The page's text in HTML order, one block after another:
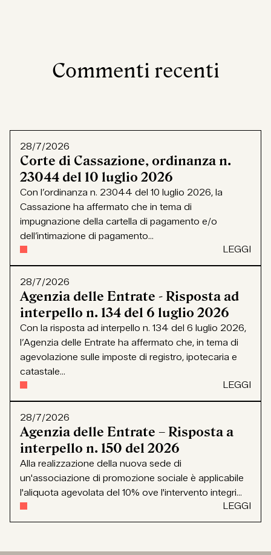
Commenti recenti
28/7/2026
Corte di Cassazione, ordinanza n.
23044 del 10 luglio 2026
Con l’ordinanza n. 23044 del 10 luglio 2026, la
Cassazione ha affermato che in tema di
impugnazione della cartella di pagamento e/o
dell’intimazione di pagamento...
LEGGI
28/7/2026
Agenzia delle Entrate - Risposta ad
interpello n. 134 del 6 luglio 2026
Con la risposta ad interpello n. 134 del 6 luglio 2026,
l’Agenzia delle Entrate ha affermato che, in tema di
agevolazione sulle imposte di registro, ipotecaria e
catastale...
LEGGI
28/7/2026
Agenzia delle Entrate – Risposta a
interpello n. 150 del 2026
Alla realizzazione della nuova sede di
un'associazione di promozione sociale è applicabile
l'aliquota agevolata del 10% ove l'intervento integri...
LEGGI